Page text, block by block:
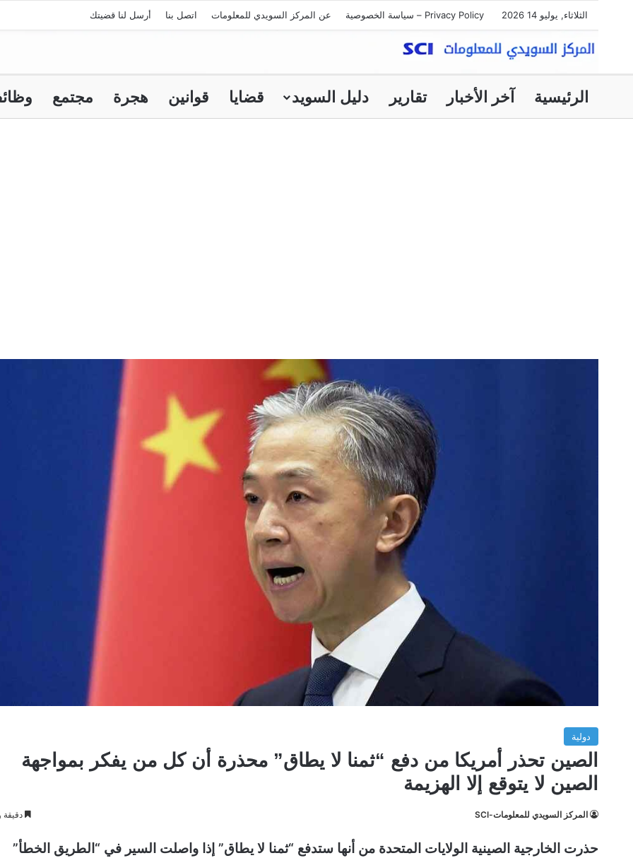
الثلاثاء, يوليو 14 2026 Privacy Policy – سياسة الخصوصية عن المركز السويدي للمعلومات اتصل بنا أرسل لنا قضيتك
الرئيسية آخر الأخبار تقارير دليل السويد قضايا قوانين هجرة مجتمع
دولية
الصين تحذر أمريكا من دفع “ثمنا لا يطاق” محذرة أن كل من يفكر بمواجهة
الصين لا يتوقع إلا الهزيمة
المركز السويدي للمعلومات-SCI دقيقة
حذرت الخارجية الصينية الولايات المتحدة من أنها ستدفع “ثمنا لا يطاق” إذا واصلت السير في “الطريق الخطأ”